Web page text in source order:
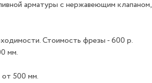
арматуры с нержавеющим клапаном,
Стоимость фрезы - 600 р.
мм.
500 мм.